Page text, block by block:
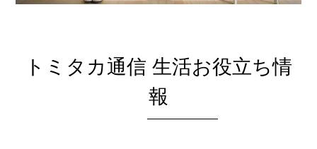
トミタカ通信 生活お役立ち情
報